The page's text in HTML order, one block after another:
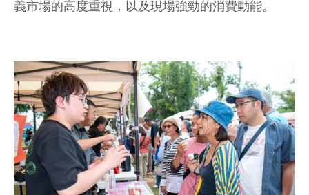
義市場的高度重視，以及現場強勁的消費動能。